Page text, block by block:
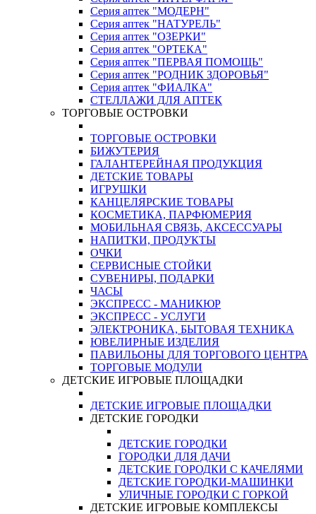
Серия аптек "МОДЕРН"
Серия аптек "НАТУРЕЛЬ"
Серия аптек "ОЗЕРКИ"
Серия аптек "ОРТЕКА"
Серия аптек "ПЕРВАЯ ПОМОЩЬ"
Серия аптек "РОДНИК ЗДОРОВЬЯ"
Серия аптек "ФИАЛКА"
СТЕЛЛАЖИ ДЛЯ АПТЕК
ТОРГОВЫЕ ОСТРОВКИ
ТОРГОВЫЕ ОСТРОВКИ
БИЖУТЕРИЯ
ГАЛАНТЕРЕЙНАЯ ПРОДУКЦИЯ
ДЕТСКИЕ ТОВАРЫ
ИГРУШКИ
КАНЦЕЛЯРСКИЕ ТОВАРЫ
КОСМЕТИКА, ПАРФЮМЕРИЯ
МОБИЛЬНАЯ СВЯЗЬ, АКСЕССУАРЫ
НАПИТКИ, ПРОДУКТЫ
ОЧКИ
СЕРВИСНЫЕ СТОЙКИ
СУВЕНИРЫ, ПОДАРКИ
ЧАСЫ
ЭКСПРЕСС - МАНИКЮР
ЭКСПРЕСС - УСЛУГИ
ЭЛЕКТРОНИКА, БЫТОВАЯ ТЕХНИКА
ЮВЕЛИРНЫЕ ИЗДЕЛИЯ
ПАВИЛЬОНЫ ДЛЯ ТОРГОВОГО ЦЕНТРА
ТОРГОВЫЕ МОДУЛИ
ДЕТСКИЕ ИГРОВЫЕ ПЛОЩАДКИ
ДЕТСКИЕ ИГРОВЫЕ ПЛОЩАДКИ
ДЕТСКИЕ ГОРОДКИ
ДЕТСКИЕ ГОРОДКИ
ГОРОДКИ ДЛЯ ДАЧИ
ДЕТСКИЕ ГОРОДКИ С КАЧЕЛЯМИ
ДЕТСКИЕ ГОРОДКИ-МАШИНКИ
УЛИЧНЫЕ ГОРОДКИ С ГОРКОЙ
ДЕТСКИЕ ИГРОВЫЕ КОМПЛЕКСЫ